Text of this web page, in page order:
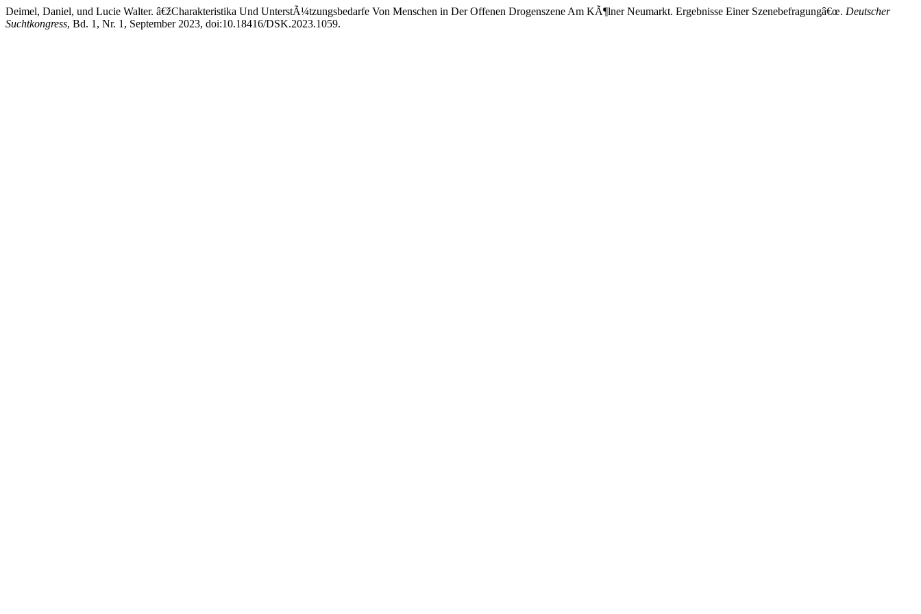
Deimel, Daniel, und Lucie Walter. â€žCharakteristika Und UnterstÃ¼tzungsbedarfe Von Menschen in Der Offenen Drogenszene Am KÃ¶lner Neumarkt. Ergebnisse Einer Szenebefragungâ€œ. Deutscher
Suchtkongress, Bd. 1, Nr. 1, September 2023, doi:10.18416/DSK.2023.1059.